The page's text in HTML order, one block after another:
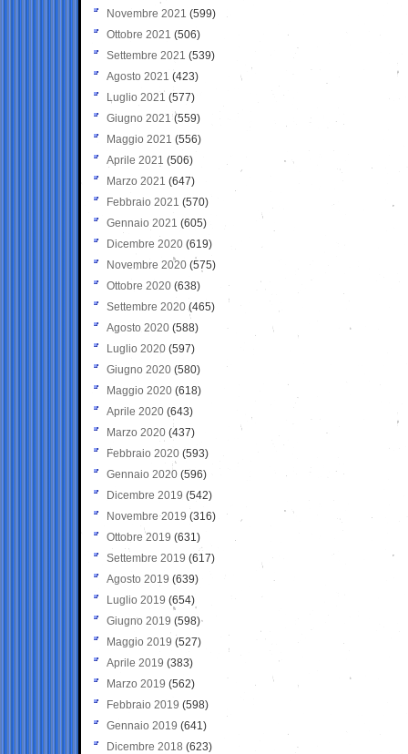
Novembre 2021 (599)
Ottobre 2021 (506)
Settembre 2021 (539)
Agosto 2021 (423)
Luglio 2021 (577)
Giugno 2021(559)
Maggio 2021 (556)
Aprile 2021 (506)
Marzo 2021 (647)
Febbraio 2021 (570)
Gennaio 2021 (605)
Dicembre 2020 (619)
Novembre 2020 (575)
Ottobre 2020 (638)
Settembre 2020(465)
Agosto 2020 (588)
Luglio 2020 (597)
Giugno 2020 (580)
Maggio 2020 (618)
Aprile 2020 (643)
Marzo 2020 (437)
Febbraio 2020 (593)
Gennaio 2020 (596)
Dicembre 2019 (542)
Novembre 2019 (316)
Ottobre 2019 (631)
Settembre 2019 (617)
Agosto 2019 (639)
Luglio 2019 (654)
Giugno 2019 (598)
Maggio 2019 (527)
Aprile 2019 (383)
Marzo 2019 (562)
Febbraio 2019 (598)
Gennaio 2019 (641)
Dicembre 2018 (623)